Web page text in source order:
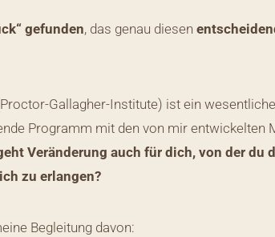
gefunden, das genau diesen
Gallagher-Institute) ist ein
Programm mit den von mir entwickelten
Veränderung auch für dich, von der
zu erlangen?
Begleitung davon: